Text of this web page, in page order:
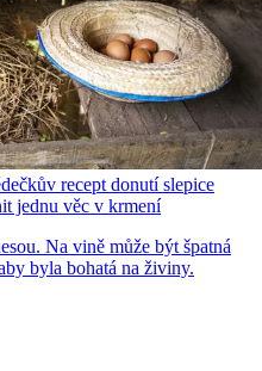
recept donutí slepice
jednu věc v krmení
Na vině může být špatná
byla bohatá na živiny.